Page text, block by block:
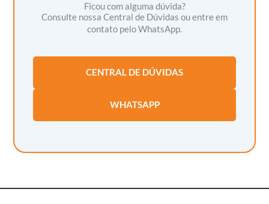
Ficou com alguma dúvida?
Consulte nossa Central de Dúvidas ou entre em
contato pelo WhatsApp.
CENTRAL DE DÚVIDAS
WHATSAPP